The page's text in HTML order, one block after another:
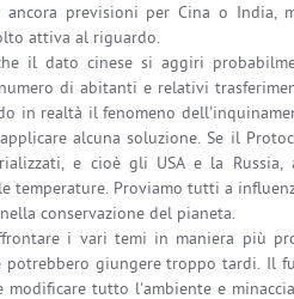
previsioni per Cina o India,
attiva al riguardo.
il dato cinese si aggiri
di abitanti e relativi
in realtà il fenomeno
alcuna soluzione. Se il
e cioè gli USA e la Russia,
temperature. Proviamo tutti a
conservazione del pianeta.
i vari temi in maniera più
potrebbero giungere troppo tardi. Il
modificare tutto l'ambiente e